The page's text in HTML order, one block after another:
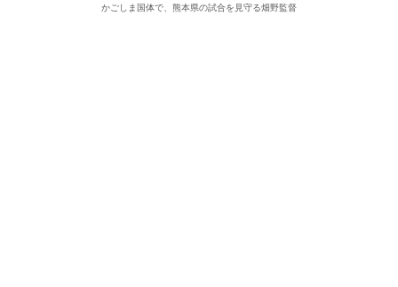
かごしま国体で、熊本県の試合を見守る畑野監督